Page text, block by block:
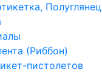
Полуглянец
(Риббон)
пистолетов